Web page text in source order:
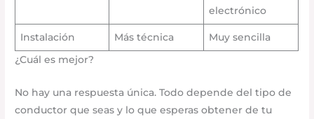
electrónico
Instalación Más técnica
Muy sencilla
¿Cuál es mejor?
No hay una respuesta única. Todo depende del tipo de
conductor que seas y lo que esperas obtener de tu